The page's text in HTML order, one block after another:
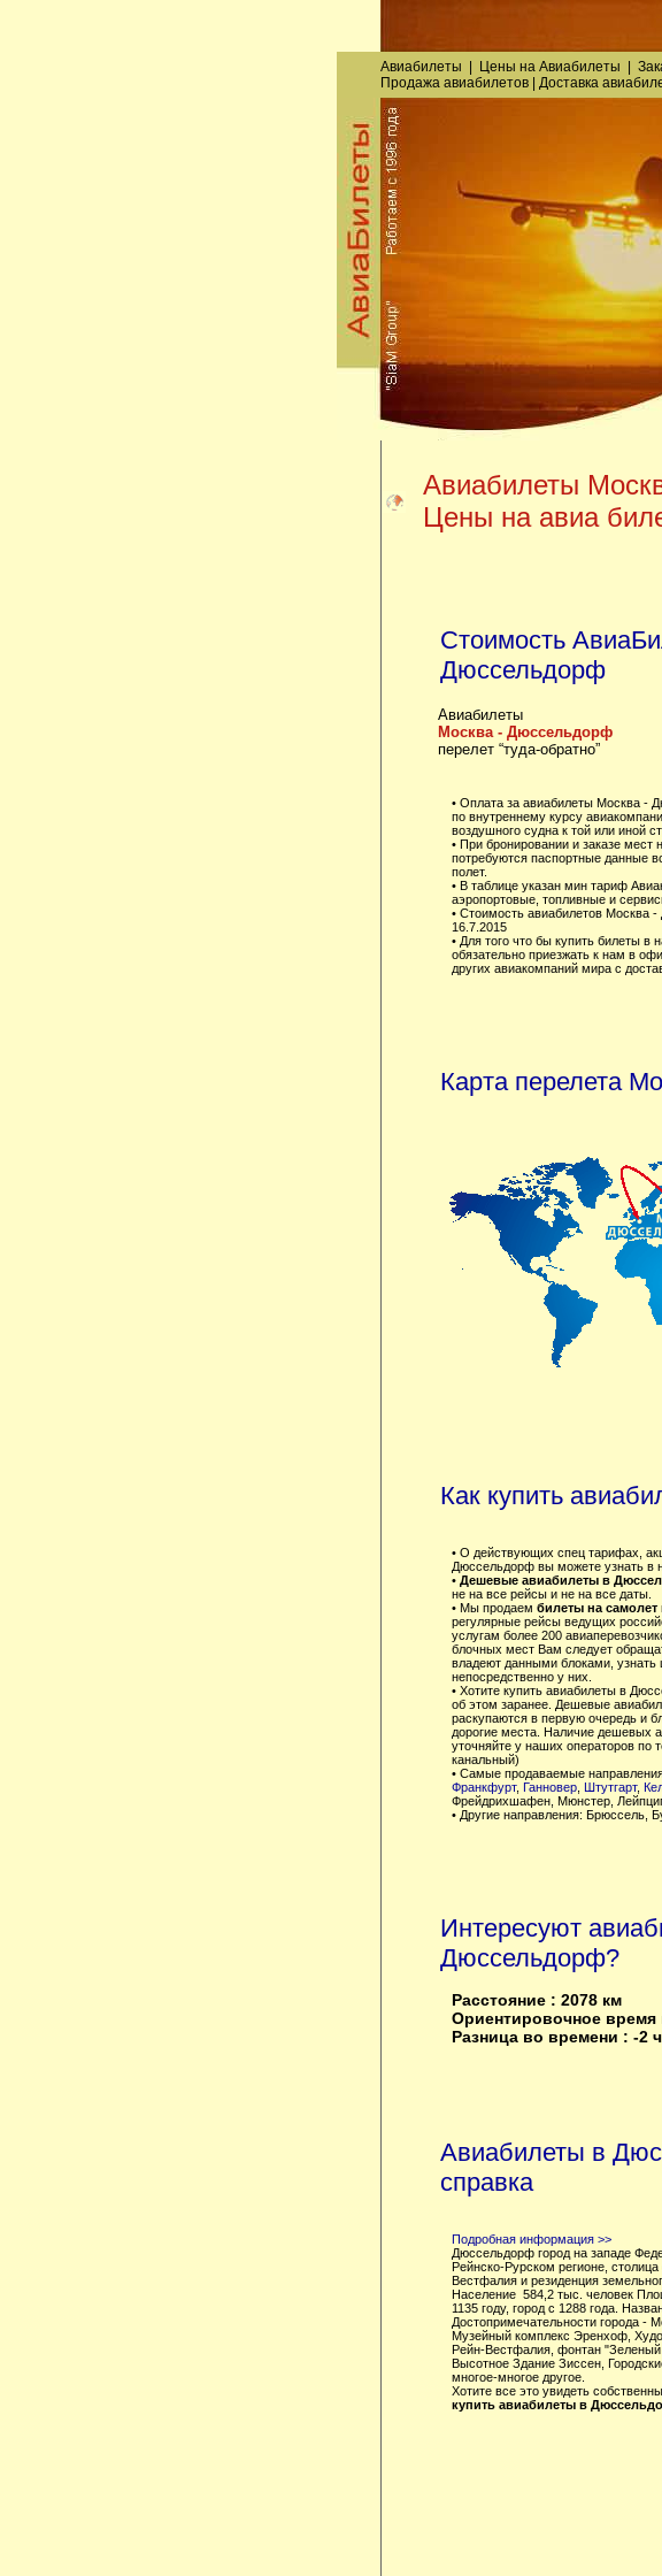
Авиабилеты Цены на Авиабилеты
Продажа авиабилетов| Доставка
Авиабилеты
Цены на авиа
Стоимость
Дюссельдорф
Авиабилеты
Москва - Дюссельдорф
перелет “туда-обратно”
• Оплата за авиабилеты Москва -
по внутреннему курсу
воздушного судна к той или иной
• При бронировании и заказе мест
потребуются паспортные данные
полет.
• В таблице указан мин тариф
аэропортовые, топливные и
• Стоимость авиабилетов Москва
16.7.2015
• Для того что бы купить билеты в
обязательно приезжать к нам в
других авиакомпаний мира с
Карта перелета
Как купить
• О действующих спец тарифах,
Дюссельдорф вы можете узнать в
• Дешевые авиабилеты в
не на все рейсы и не на все даты.
• Мы продаем билеты на
регулярные рейсы ведущих
услугам более 200
блочных мест Вам следует
владеют данными блоками, узнать
непосредственно у них.
• Хотите купить авиабилеты в
об этом заранее. Дешевые
раскупаются в первую очередь и
дорогие места. Наличие дешевых
уточняйте у наших операторов по
канальный)
• Самые продаваемые
Франкфурт, Ганновер, Штутгарт,
Фрейдрихшафен, Мюнстер,
• Другие направления: Брюссель,
Интересуют
Дюссельдорф?
Расстояние : 2078 км
Ориентировочное время
Разница во времени : -2
Авиабилеты в
справка
Подробная информация >>
Дюссельдорф город на западе
Рейнско-Рурском регионе,
Вестфалия и резиденция
Население 584,2 тыс. человек
1135 году, город с 1288 года.
Достопримечательности города -
Музейный комплекс Эренхоф,
Рейн-Вестфалия, фонтан
Высотное Здание Зиссен,
многое-многое другое.
Хотите все это увидеть
купить авиабилеты в